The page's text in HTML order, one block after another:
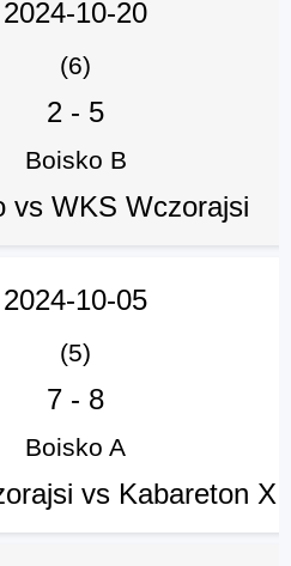
2024-10-20
(6)
2 - 5
Boisko B
vs WKS Wczorajsi
2024-10-05
(5)
7 - 8
Boisko A
vs Kabareton X